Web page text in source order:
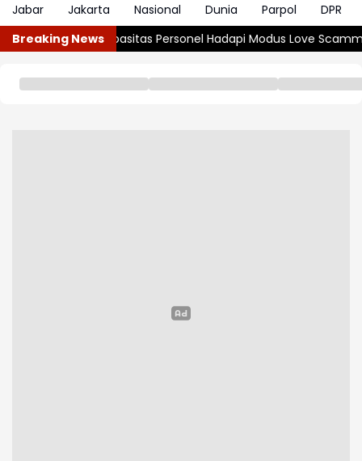
Jabar
Jakarta Nasional Dunia Parpol
DPR
Breaking News
Modus Love Scamming yang Kian Kompleks KDM